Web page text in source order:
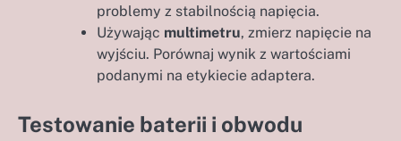
problemy z stabilnością napięcia.
Używając multimetru, zmierz napięcie na
wyjściu. Porównaj wynik z wartościami
podanymi na etykiecie adaptera.
Testowanie baterii i obwodu